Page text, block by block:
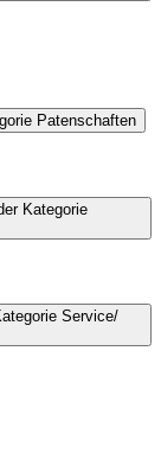
Patenschaften
Kategorie
Service/